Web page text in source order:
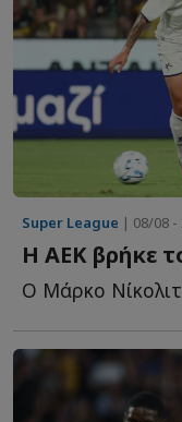
Super League | 08/08 -
Η ΑΕΚ βρήκε